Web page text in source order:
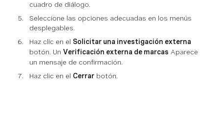
cuadro de diálogo.
Seleccione las opciones adecuadas en los menús
desplegables.
Haz clic en el Solicitar una investigación externa
botón. Un Verificación externa de marcas Aparece
un mensaje de confirmación.
Haz clic en el Cerrar botón.